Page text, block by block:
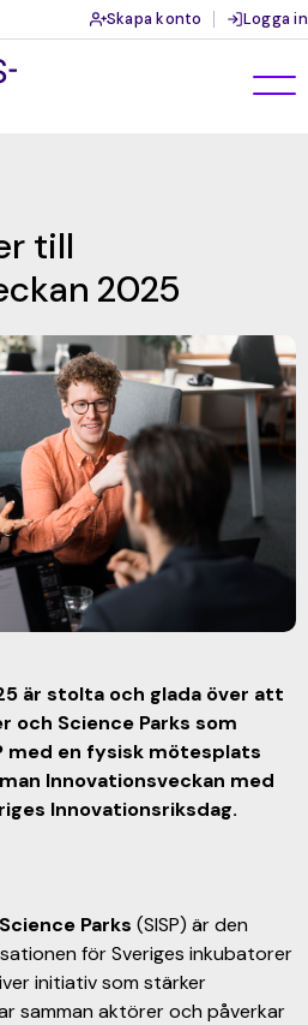
Skapa konto Logga in
till
2025
är stolta och glada över att
och Science Parks som
med en fysisk mötesplats
Innovationsveckan med
Innovationsriksdag.
Parks (SISP) är den
för Sveriges inkubatorer
initiativ som stärker
samman aktörer och påverkar